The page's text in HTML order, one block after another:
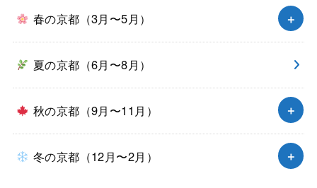
春の京都（3月〜5月）
夏の京都（6月〜8月）
秋の京都（9月〜11月）
冬の京都（12月〜2月）